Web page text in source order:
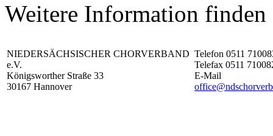
Weitere Information
NIEDERSÄCHSISCHER CHORVERBAND
e.V.
Königsworther Straße 33
30167 Hannover
Telefon 0511
Telefax 0511
E-Mail